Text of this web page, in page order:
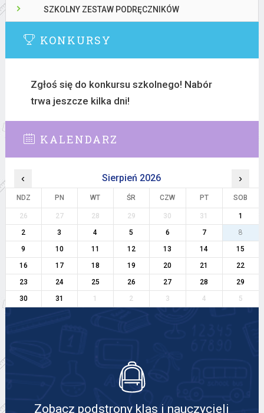
SZKOLNY ZESTAW PODRĘCZNIKÓW
KONKURSY
Zgłoś się do konkursu szkolnego! Nabór
trwa jeszcze kilka dni!
KALENDARZ
‹ Sierpień 2026 ›
NDZ PN WT ŚR CZW PT SOB
26 27 28 29 30 31
1
2
3 4 5 6 7
8
9
10 11 12 13 14
15
16
17 18 19 20 21
22
23
24 25 26 27 28
29
30
31 1 2 3 4 5
Zobacz podstrony klas i nauczycieli